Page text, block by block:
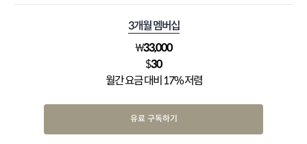
3개월 멤버십
₩33,000
$30
월간 요금 대비 17% 저렴
유료 구독하기